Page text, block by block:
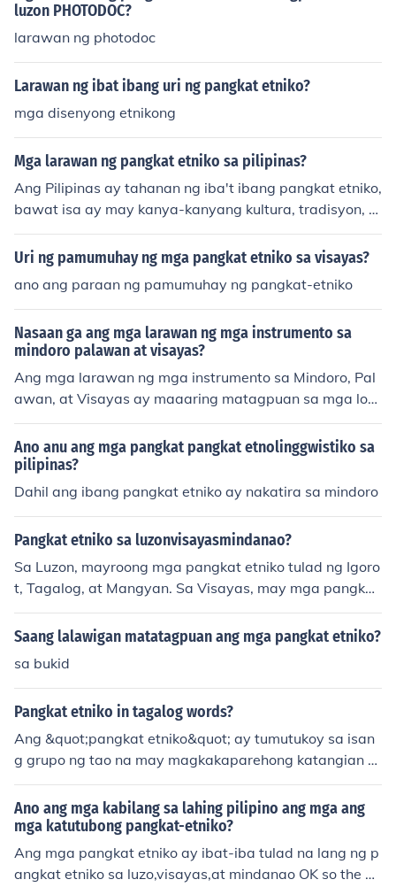
luzon PHOTODOC?
larawan ng photodoc
Larawan ng ibat ibang uri ng pangkat etniko?
mga disenyong etnikong
Mga larawan ng pangkat etniko sa pilipinas?
Ang Pilipinas ay tahanan ng iba't ibang pangkat etniko,
bawat isa ay may kanya-kanyang kultura, tradisyon, a
t sining. Kabilang sa mga pangunahing pangkat etniko
ay ang mga Tagalog, Cebuano, Ilocano, at Moro, pati n
d at Igorot. Ang mga larawan ng mga pangkat etniko a
y madalas na nagpapakita ng kanilang makulay na kas
uotan, mga tradisyonal na kasangkapan, at mga pagdi
riwang na nagbibigay-diin sa kanilang pagkakakilanla
n at mayamang pamana. Sa kabila ng pagkakaiba-iba,
ang mga pangkat etniko sa Pilipinas ay nag-aambag s
a kabuuang kultura ng bansa.
Uri ng pamumuhay ng mga pangkat etniko sa visayas?
ano ang paraan ng pamumuhay ng pangkat-etniko
Nasaan ga ang mga larawan ng mga instrumento sa
mindoro palawan at visayas?
Ang mga larawan ng mga instrumento sa Mindoro, Pal
awan, at Visayas ay maaaring matagpuan sa mga lok
al na museo, mga website ng kultura, o mga social med
ia page na nakatuon sa kultura ng mga Katutubong Pili
pino. Maaari ring bisitahin ang mga pook na kilala sa k
anilang tradisyunal na musika, kung saan madalas na i
papakita ang mga instrumentong ginagamit. Bukod dit
etniko sa mga rehiyong ito ay maaaring maglaman ng
mga larawan ng mga instrumentong iyon.
Ano anu ang mga pangkat pangkat etnolinggwistiko sa
pilipinas?
Dahil ang ibang pangkat etniko ay nakatira sa mindoro
Pangkat etniko sa luzonvisayasmindanao?
Sa Luzon, mayroong mga pangkat etniko tulad ng Igoro
t, Tagalog, at Mangyan. Sa Visayas, may mga pangkat
etniko tulad ng Cebuano, Waray, at Ilonggo. Sa Mindan
ao, mayroong mga pangkat etniko tulad ng Maguindan
g iba't ibang kultura, tradisyon, at wika sa Pilipinas.
Saang lalawigan matatagpuan ang mga pangkat etniko?
sa bukid
Pangkat etniko in tagalog words?
Ang &quot;pangkat etniko&quot; ay tumutukoy sa isan
g grupo ng tao na may magkakaparehong katangian s
a kultura, wika, relihiyon, at tradisyon. Sa Pilipinas, hali
mbawa, may iba't ibang pangkat etniko tulad ng mga
Tagalog, Cebuano, Ilocano, at iba pa, na may kanya-ka
nyang natatanging kultura at kasaysayan. Ang pagkila
la at pag-unawa sa mga pangkat etniko ay mahalaga
sa pagbuo ng pagkakaisa at paggalang sa pagkakaib
Ano ang mga kabilang sa lahing pilipino ang mga ang
mga katutubong pangkat-etniko?
Ang mga pangkat etniko ay ibat-iba tulad na lang ng p
angkat etniko sa luzo,visayas,at mindanao OK so the of